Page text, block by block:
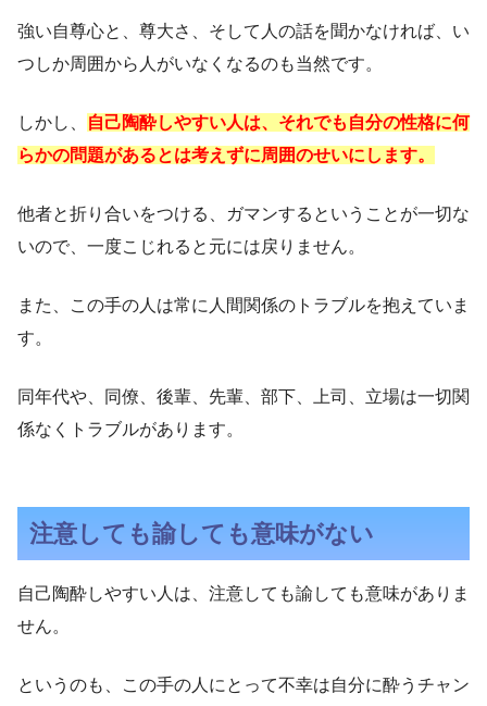
強い自尊心と、尊大さ、そして人の話を聞かなければ、い
つしか周囲から人がいなくなるのも当然です。
しかし、
自己陶酔しやすい人は、それでも自分の性格に何
らかの問題があるとは考えずに周囲のせいにします。
他者と折り合いをつける、ガマンするということが一切な
いので、一度こじれると元には戻りません。
また、この手の人は常に人間関係のトラブルを抱えていま
す。
同年代や、同僚、後輩、先輩、部下、上司、立場は一切関
係なくトラブルがあります。
注意しても諭しても意味がない
自己陶酔しやすい人は、注意しても諭しても意味がありま
せん。
というのも、この手の人にとって不幸は自分に酔うチャン